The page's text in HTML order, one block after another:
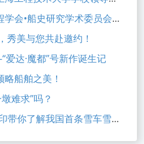
船史研究学术委员会2023年会
秀美与您共赴邀约！
达·魔都”号新作诞生记
船舶之美！
难求”吗？
了解我国首条雪车雪橇赛道